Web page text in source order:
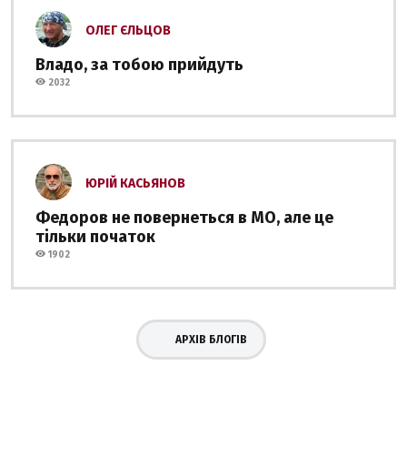
ОЛЕГ ЄЛЬЦОВ
Владо, за тобою прийдуть
2032
ЮРІЙ КАСЬЯНОВ
Федоров не повернеться в МО, але це
тільки початок
1902
АРХІВ БЛОГІВ